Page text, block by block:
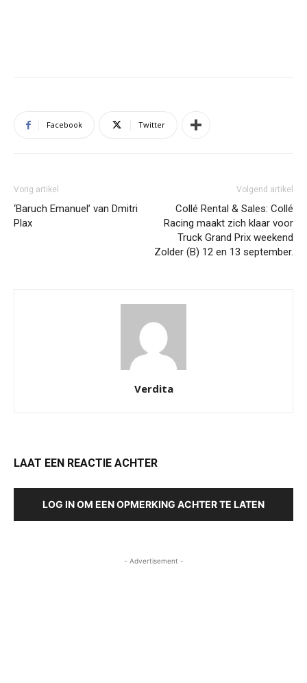
Facebook Twitter
Vorig artikel
‘Baruch Emanuel’ van Dmitri
Plax
Volgend artikel
Collé Rental & Sales: Collé
Racing maakt zich klaar voor
Truck Grand Prix weekend
Zolder (B) 12 en 13 september.
Verdita
LAAT EEN REACTIE ACHTER
LOG IN OM EEN OPMERKING ACHTER TE LATEN
- Advertisement -